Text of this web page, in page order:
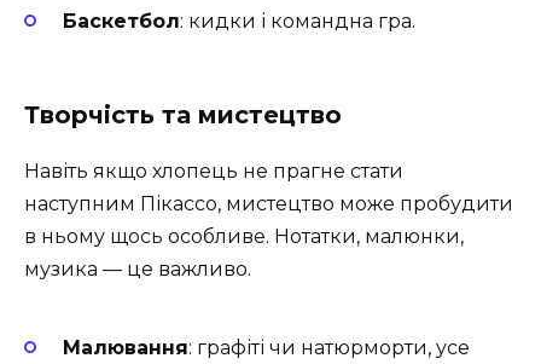
Баскетбол: кидки і командна гра.
Творчість та мистецтво
Навіть якщо хлопець не прагне стати
наступним Пікассо, мистецтво може пробудити
в ньому щось особливе. Нотатки, малюнки,
музика — це важливо.
Малювання: графіті чи натюрморти, усе